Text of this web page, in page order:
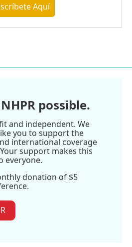
Aquí
possible.
and independent. We
you to support the
international coverage
support makes this
everyone.
donation of $5